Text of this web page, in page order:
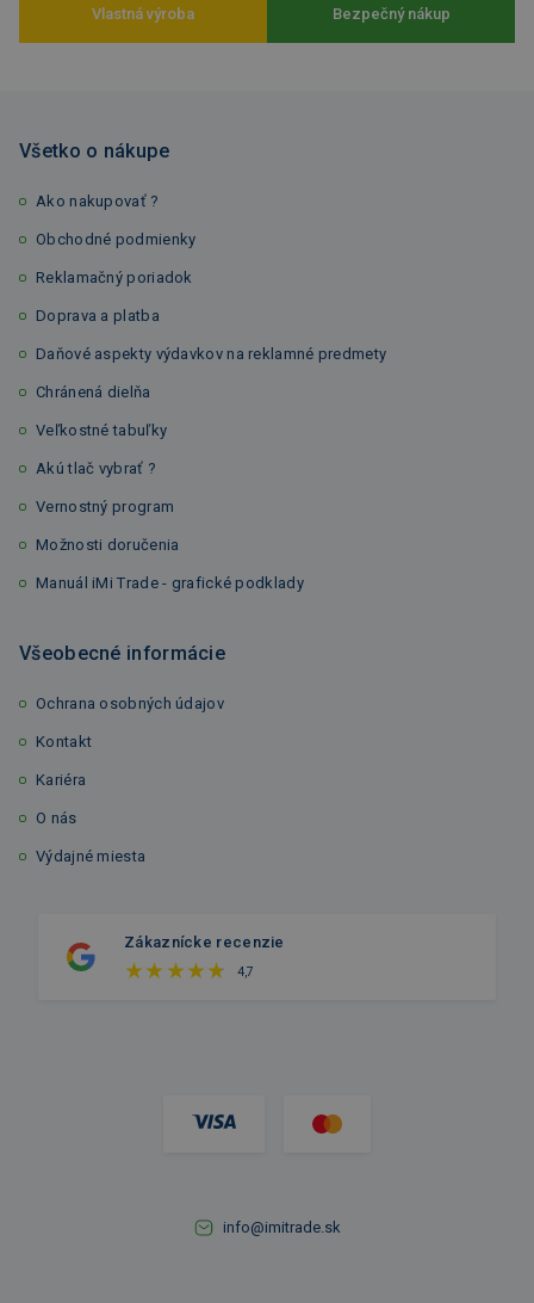
Vlastná výroba Bezpečný nákup
Všetko o nákupe
Ako nakupovať ?
Obchodné podmienky
Reklamačný poriadok
Doprava a platba
Daňové aspekty výdavkov na reklamné predmety
Chránená dielňa
Veľkostné tabuľky
Akú tlač vybrať ?
Vernostný program
Možnosti doručenia
Manuál iMi Trade - grafické podklady
Všeobecné informácie
Ochrana osobných údajov
Kontakt
Kariéra
O nás
Výdajné miesta
Zákaznícke recenzie
4,7
info@imitrade.sk